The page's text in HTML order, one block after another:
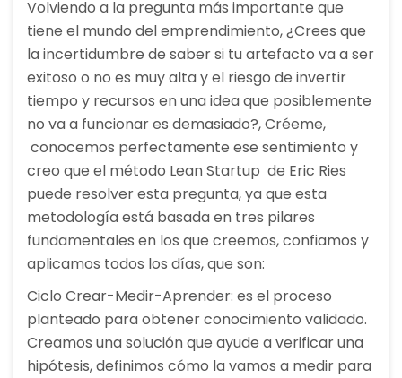
Volviendo a la pregunta más importante que
tiene el mundo del emprendimiento, ¿Crees que
la incertidumbre de saber si tu artefacto va a ser
exitoso o no es muy alta y el riesgo de invertir
tiempo y recursos en una idea que posiblemente
no va a funcionar es demasiado?, Créeme,
conocemos perfectamente ese sentimiento y
creo que el método Lean Startup de Eric Ries
puede resolver esta pregunta, ya que esta
metodología está basada en tres pilares
fundamentales en los que creemos, confiamos y
aplicamos todos los días, que son:
Ciclo Crear-Medir-Aprender: es el proceso
planteado para obtener conocimiento validado.
Creamos una solución que ayude a verificar una
hipótesis, definimos cómo la vamos a medir para